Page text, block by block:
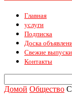
Главная
услуги
Подписка
Доска
Свежие выпуски
Контакты
Домой Общество